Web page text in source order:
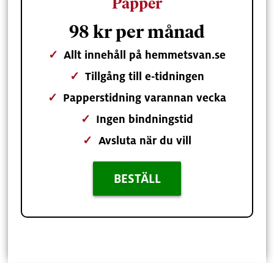
Papper
98 kr per månad
✓ Allt innehåll på hemmetsvan.se
✓ Tillgång till e-tidningen
✓ Papperstidning varannan vecka
✓ Ingen bindningstid
✓ Avsluta när du vill
BESTÄLL